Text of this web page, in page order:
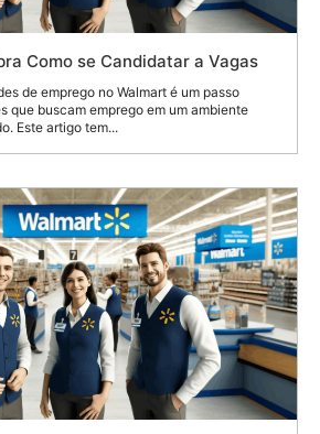
Como se Candidatar a Vagas
de emprego no Walmart é um passo
que buscam emprego em um ambiente
Este artigo tem...